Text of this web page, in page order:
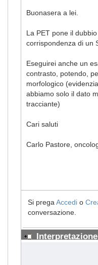
Buonasera a lei.
La PET pone il
corrispondenza di un
Eseguirei anche un
contrasto, potendo,
morfologico
abbiamo solo il dato
tracciante)
Cari saluti
Carlo Pastore,
Si prega Accedi o
conversazione.